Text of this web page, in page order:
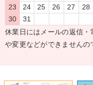
23
24 25 26 27 28
30
31
休業日にはメールの返信
や変更などができませんの